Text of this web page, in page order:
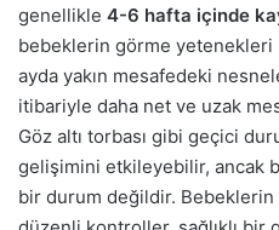
genellikle 4-6 hafta içinde
bebeklerin görme yetenekleri
ayda yakın mesafedeki
itibariyle daha net ve uzak
Göz altı torbası gibi geçici
gelişimini etkileyebilir, ancak
bir durum değildir.